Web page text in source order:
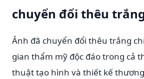
chuyển đổi thêu
Ảnh đã chuyển đổi thêu trắng
gian thẩm mỹ độc đáo trong cả
thuật tạo hình và thiết kế